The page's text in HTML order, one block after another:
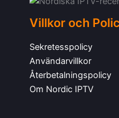
Villkor och
Sekretesspolicy
Användarvillkor
Återbetalningspolicy
Om Nordic IPTV